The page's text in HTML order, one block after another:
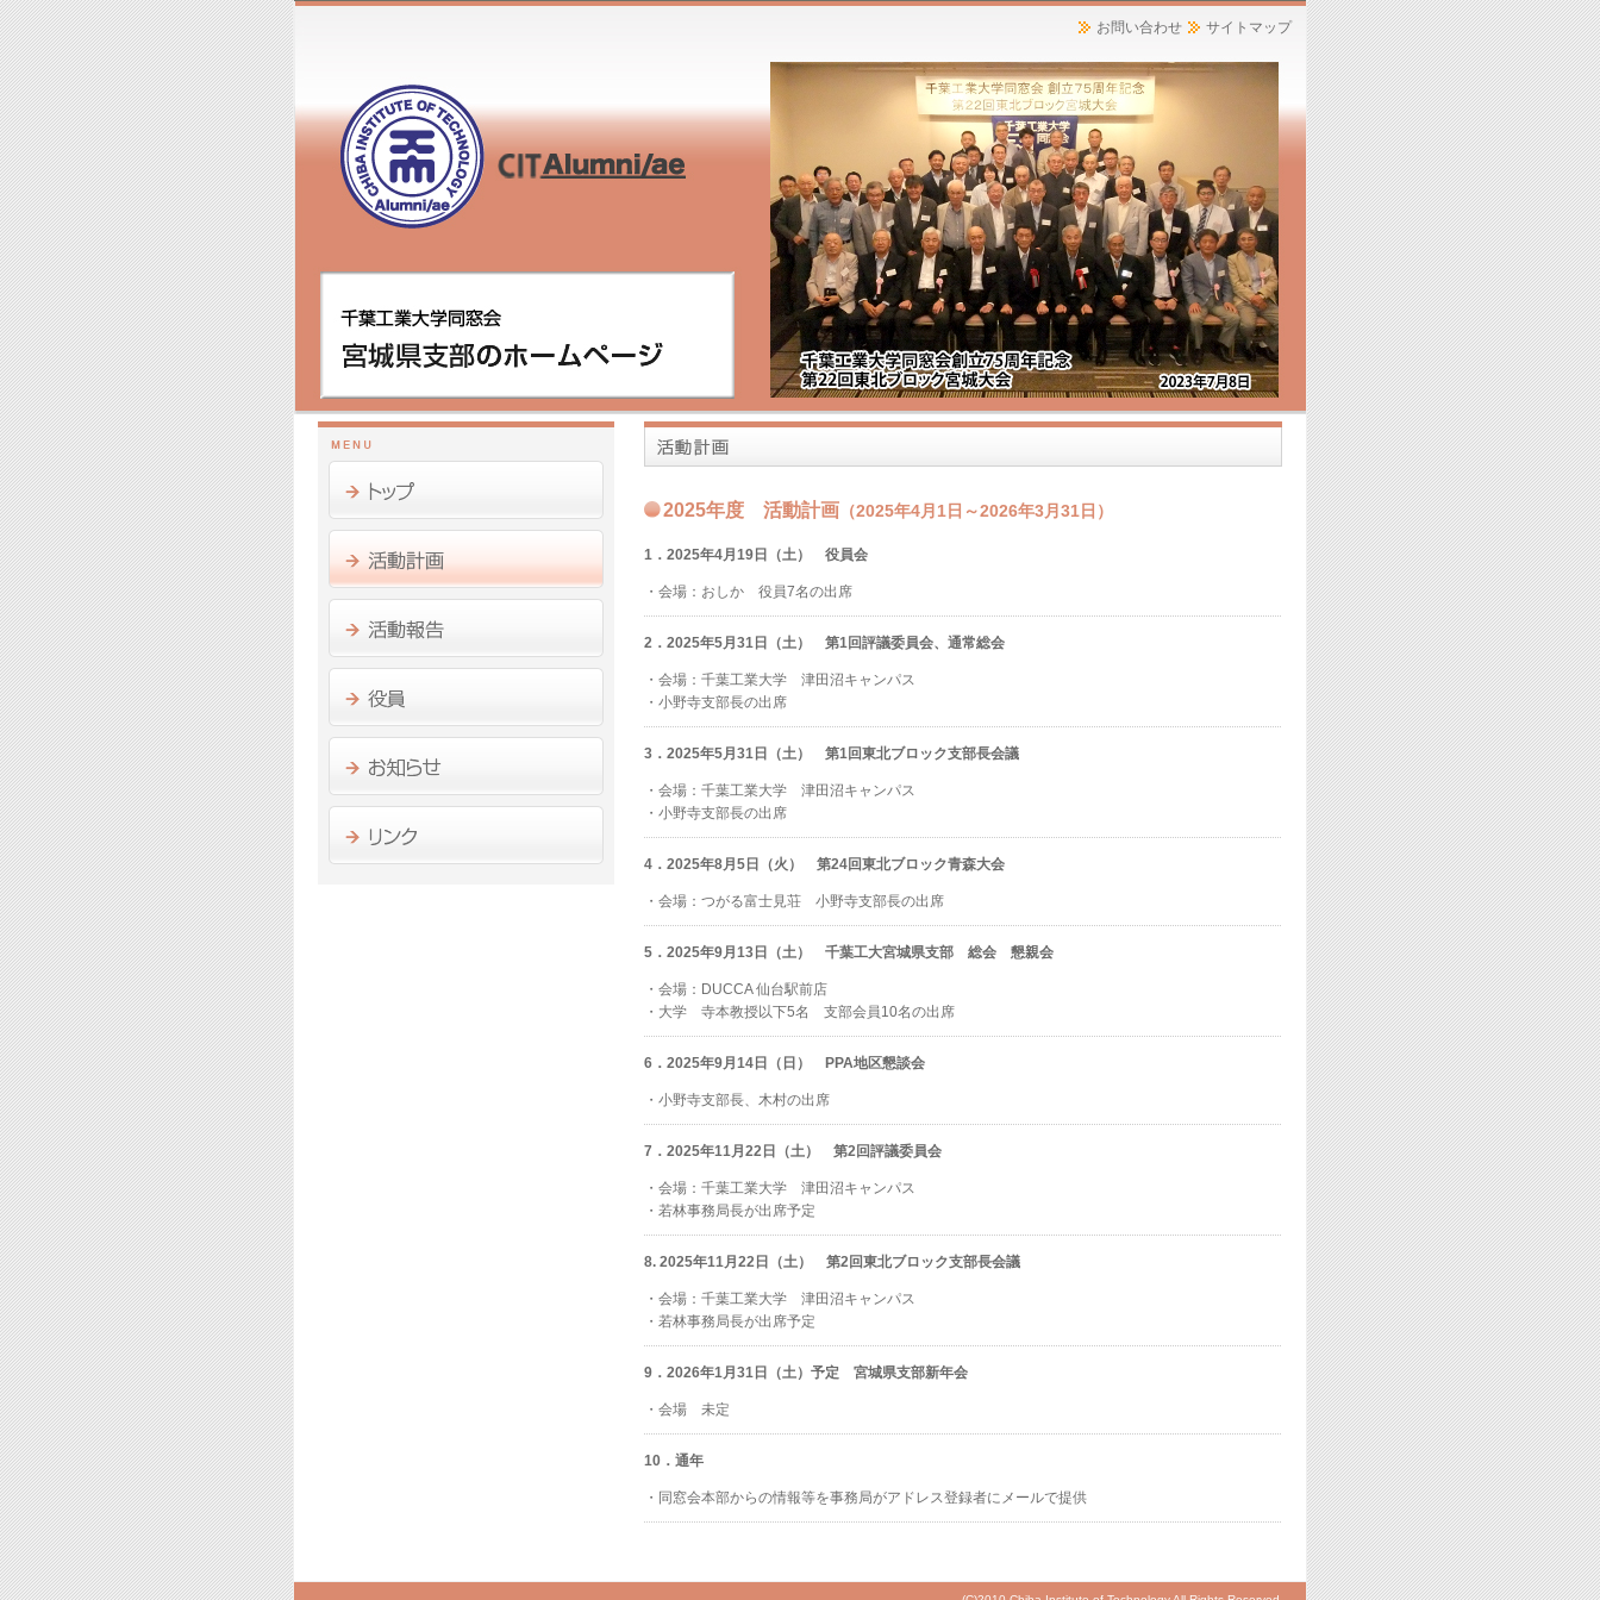
お問い合わせ サイトマップ
2025年度 活動計画 （2025年4月1日～2026年3月31日）
1．2025年4月19日（土） 役員会
・会場：おしか 役員7名の出席
2．2025年5月31日（土） 第1回評議委員会、通常総会
・会場：千葉工業大学 津田沼キャンパス
・小野寺支部長の出席
3．2025年5月31日（土） 第1回東北ブロック支部長会議
・会場：千葉工業大学 津田沼キャンパス
・小野寺支部長の出席
4．2025年8月5日（火） 第24回東北ブロック青森大会
・会場：つがる富士見荘 小野寺支部長の出席
5．2025年9月13日（土） 千葉工大宮城県支部 総会 懇親会
・会場：DUCCA 仙台駅前店
・大学 寺本教授以下5名 支部会員10名の出席
6．2025年9月14日（日） PPA地区懇談会
・小野寺支部長、木村の出席
7．2025年11月22日（土） 第2回評議委員会
・会場：千葉工業大学 津田沼キャンパス
・若林事務局長が出席予定
8. 2025年11月22日（土） 第2回東北ブロック支部長会議
・会場：千葉工業大学 津田沼キャンパス
・若林事務局長が出席予定
9．2026年1月31日（土）予定 宮城県支部新年会
・会場 未定
10．通年
・同窓会本部からの情報等を事務局がアドレス登録者にメールで提供